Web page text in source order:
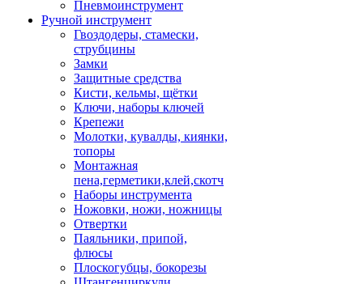
Пневмоинструмент
Ручной инструмент
Гвоздодеры, стамески,
струбцины
Замки
Защитные средства
Кисти, кельмы, щётки
Ключи, наборы ключей
Крепежи
Молотки, кувалды, киянки,
топоры
Монтажная
пена,герметики,клей,скотч
Наборы инструмента
Ножовки, ножи, ножницы
Отвертки
Паяльники, припой,
флюсы
Плоскогубцы, бокорезы